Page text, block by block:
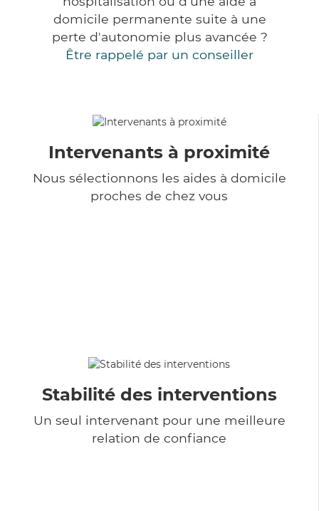
domicile permanente suite à une
perte d'autonomie plus avancée ?
Être rappelé par un conseiller
Intervenants à proximité
Nous sélectionnons les aides à domicile
proches de chez vous
Stabilité des interventions
Un seul intervenant pour une meilleure
relation de confiance